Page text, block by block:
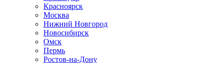
Красноярск
Москва
Нижний Новгород
Новосибирск
Омск
Пермь
Ростов-на-Дону